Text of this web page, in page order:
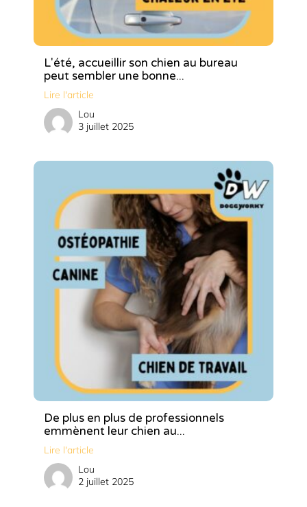
L'été, accueillir son chien au bureau
peut sembler une bonne...
Lire l'article
Lou
3 juillet 2025
De plus en plus de professionnels
emmènent leur chien au...
Lire l'article
Lou
2 juillet 2025